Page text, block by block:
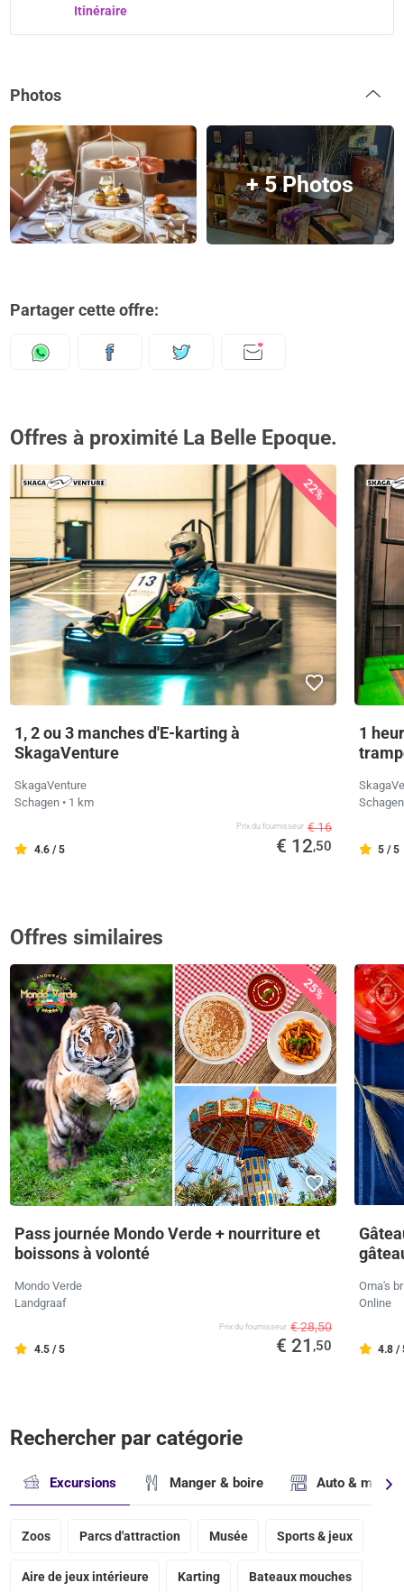
Itinéraire
Photos
+ 5 Photos
Partager cette offre:
Offres à proximité La Belle Epoque.
22%
1, 2 ou 3 manches d'E-karting à
SkagaVenture
SkagaVenture
Schagen • 1 km
4.6 / 5
Prix ​​du fournisseur € 16
€ 12,50
1
5 / 5
Offres similaires
25%
Pass journée Mondo Verde + nourriture et
boissons à volonté
Mondo Verde
Landgraaf
4.5 / 5
Prix ​​du fournisseur € 28,50
€ 21 ,50
Oma's
Online
4.8 /
Rechercher par catégorie
Excursions Manger & boire Auto &
Zoos Parcs d'attraction Musée Sports & jeux
Aire de jeux intérieure Karting Bateaux mouches